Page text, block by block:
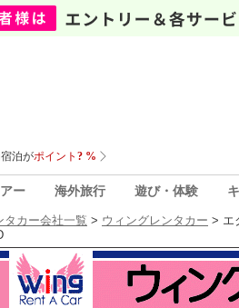
ー 海外旅行 遊び・体験
タカー会社一覧 > ウィングレンタカー > エ